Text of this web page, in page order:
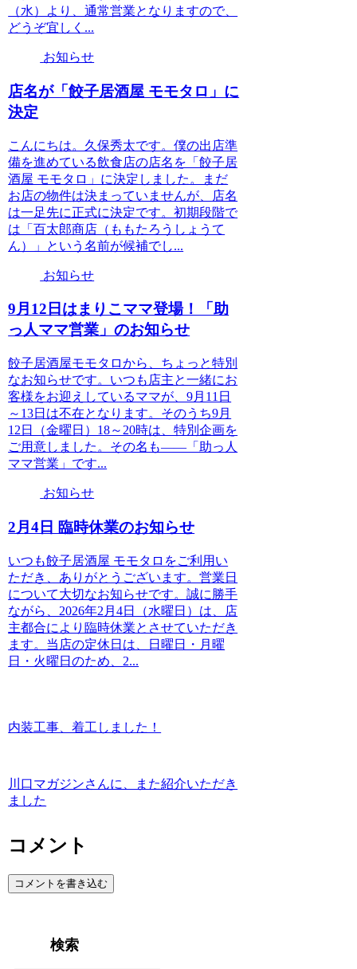
（水）より、通常営業となりますので、
どうぞ宜しく...
お知らせ
店名が「餃子居酒屋 モモタロ」に
決定
こんにちは。久保秀太です。僕の出店準
備を進めている飲食店の店名を「餃子居
酒屋 モモタロ」に決定しました。まだ
お店の物件は決まっていませんが、店名
は一足先に正式に決定です。初期段階で
は「百太郎商店（ももたろうしょうて
ん）」という名前が候補でし...
お知らせ
9月12日はまりこママ登場！「助
っ人ママ営業」のお知らせ
餃子居酒屋モモタロから、ちょっと特別
なお知らせです。いつも店主と一緒にお
客様をお迎えしているママが、9月11日
～13日は不在となります。そのうち9月
12日（金曜日）18～20時は、特別企画を
ご用意しました。その名も――「助っ人
ママ営業」です...
お知らせ
2月4日 臨時休業のお知らせ
いつも餃子居酒屋 モモタロをご利用い
ただき、ありがとうございます。営業日
について大切なお知らせです。誠に勝手
ながら、2026年2月4日（水曜日）は、店
主都合により臨時休業とさせていただき
ます。当店の定休日は、日曜日・月曜
日・火曜日のため、2...
内装工事、着工しました！
川口マガジンさんに、また紹介いただき
ました
コメント
コメントを書き込む
検索